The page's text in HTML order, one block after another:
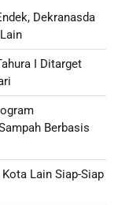
Dekranasda
I Ditarget
Berbasis
Lain Siap-Siap